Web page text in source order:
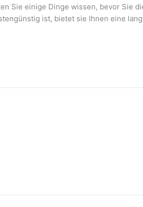
Sie einige Dinge wissen, bevor Sie
ist, bietet sie Ihnen eine